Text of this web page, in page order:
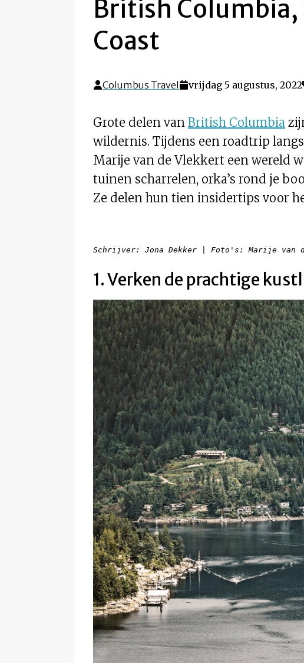
British Columbia,
Coast
Columbus Travel vrijdag 5 augustus, 2022
Grote delen van British Columbia
wildernis. Tijdens een roadtrip
Marije van de Vlekkert een wereld
tuinen scharrelen, orka’s rond je
Ze delen hun tien insidertips voor
Schrijver: Jona Dekker | Foto's: Marije van
1. Verken de prachtige